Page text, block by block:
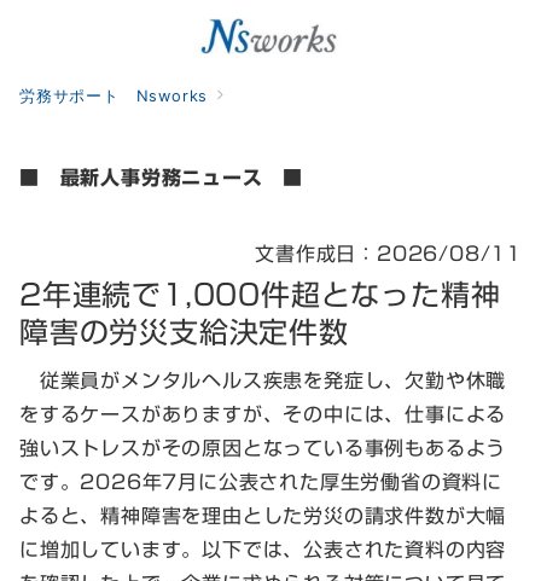
労務サポート Nsworks
■ 最新人事労務ニュース ■
文書作成日：2026/08/11
2年連続で1,000件超となった精神
障害の労災支給決定件数
従業員がメンタルヘルス疾患を発症し、欠勤や休職
をするケースがありますが、その中には、仕事による
強いストレスがその原因となっている事例もあるよう
です。2026年7月に公表された厚生労働省の資料に
よると、精神障害を理由とした労災の請求件数が大幅
に増加しています。以下では、公表された資料の内容